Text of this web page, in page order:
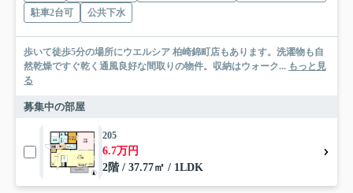
駐車2台可
公共下水
歩いて徒歩5分の場所にウエルシア 柏崎錦町店もあります。洗濯物も自
然乾燥ですぐ乾く通風良好な間取りの物件。収納はウォーク... もっと見
る
募集中の部屋
205
6.7万円
2階 / 37.77㎡ / 1LDK